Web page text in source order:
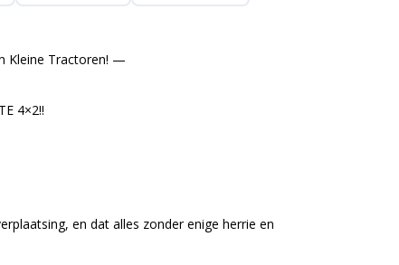
Kleine Tractoren! —
4×2!!
en dat alles zonder enige herrie en